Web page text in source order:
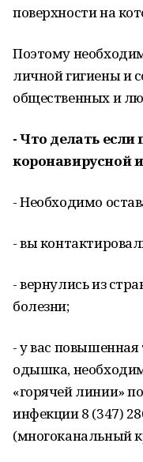
поверхности на
Поэтому
личной гигиены и
общественных и
- Что делать
коронавирусной
- Необходимо
- вы
- вернулись из
болезни;
- у вас
одышка,
«горячей линии»
инфекции 8 (347)
(многоканальный